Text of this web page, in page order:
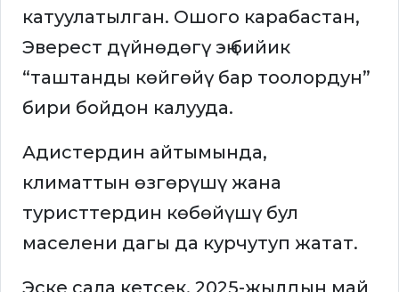
катуулатылган. Ошого карабастан,
Эверест дүйнөдөгү эң бийик
“таштанды көйгөйү бар тоолордун”
бири бойдон калууда.
Адистердин айтымында,
климаттын өзгөрүшү жана
туристтердин көбөйүшү бул
маселени дагы да курчутуп жатат.